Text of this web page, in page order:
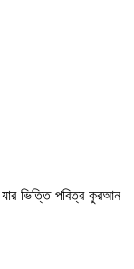
ভিত্তি পবিত্র কুরআন